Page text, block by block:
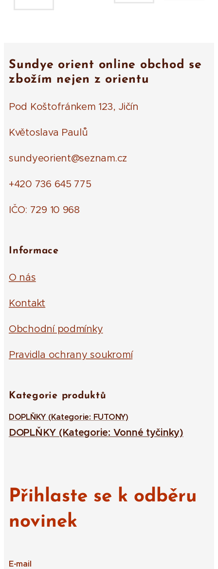
Sundye orient online obchod se
zbožím nejen z orientu
Pod Koštofránkem 123, Jičín
Květoslava Paulů
sundyeorient@seznam.cz
+420 736 645 775
IČO: 729 10 968
Informace
O nás
Kontakt
Obchodní podmínky
Pravidla ochrany soukromí
Kategorie produktů
DOPLŇKY (Kategorie: FUTONY)
DOPLŇKY (Kategorie: Vonné tyčinky)
Přihlaste se k odběru
novinek
E-mail